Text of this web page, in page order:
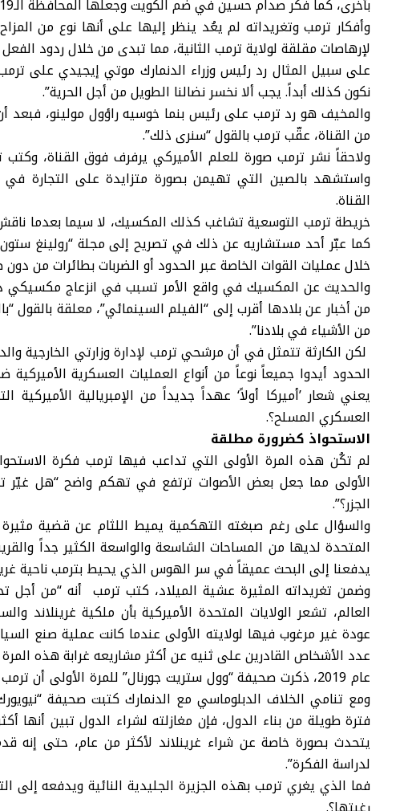
بأخرى، كما فكر صدام حسين في ضم الكويت وجعلها المحافظة الـ19 للعراق.
وأفكار ترمب وتغريداته لم يعُد ينظر إليها على أنها نوع من
لإرهاصات مقلقة لولاية ترمب الثانية، مما تبدى من خلال ردود
على سبيل المثال رد رئيس وزراء الدنمارك موتي إيجيدي على ترمب
نكون كذلك أبداً. يجب ألا نخسر نضالنا الطويل من أجل الحرية”.
والمخيف هو رد ترمب على رئيس بنما خوسيه راؤول مولينو، فبعد أن
من القناة، عقّب ترمب بالقول “سنرى ذلك”.
ولاحقاً نشر ترمب صورة للعلم الأميركي يرفرف فوق القناة، وكتب
واستشهد بالصين التي تهيمن بصورة متزايدة على التجارة
القناة.
خريطة ترمب التوسعية تشاغب كذلك المكسيك، لا سيما بعدما
كما عبّر أحد مستشاريه عن ذلك في تصريح إلى مجلة “رولينغ
خلال عمليات القوات الخاصة عبر الحدود أو الضربات بطائرات من دون
والحديث عن المكسيك في واقع الأمر تسبب في انزعاج مكسيكي
من أخبار عن بلادها أقرب إلى “الفيلم السينمائي”، معلقة بالقول
من الأشياء في بلادنا”.
لكن الكارثة تتمثل في أن مرشحي ترمب لإدارة وزارتي الخارجية
الحدود أيدوا جميعاً نوعاً من أنواع العمليات العسكرية
يعني شعار ’أميركا أولاً‘ عهداً جديداً من الإمبريالية
العسكري المسلح؟.
الاستحواذ كضرورة مطلقة
لم تكُن هذه المرة الأولى التي تداعب فيها ترمب فكرة
الأولى مما جعل بعض الأصوات ترتفع في تهكم واضح “هل
الجزر؟”.
والسؤال على رغم صبغته التهكمية يميط اللثام عن قضية مثيرة
المتحدة لديها من المساحات الشاسعة والواسعة الكثير جداً
يدفعنا إلى البحث عميقاً في سر الهوس الذي يحيط بترمب ناحية
وضمن تغريداته المثيرة عشية الميلاد، كتب ترمب أنه “من أجل
العالم، تشعر الولايات المتحدة الأميركية بأن ملكية غرينلاند
عودة غير مرغوب فيها لولايته الأولى عندما كانت عملية صنع
عدد الأشخاص القادرين على ثنيه عن أكثر مشاريعه غرابة هذه
عام 2019، ذكرت صحيفة “وول ستريت جورنال” للمرة الأولى أن
ومع تنامي الخلاف الدبلوماسي مع الدنمارك كتبت صحيفة
فترة طويلة من بناء الدول، فإن مغازلته لشراء الدول تبين أنها
يتحدث بصورة خاصة عن شراء غرينلاند لأكثر من عام، حتى
لدراسة الفكرة”.
فما الذي يغري ترمب بهذه الجزيرة الجليدية النائية ويدفعه إلى